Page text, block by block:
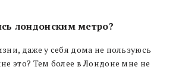
лондонским метро?
даже у себя дома не пользуюсь
это? Тем более в Лондоне мне не